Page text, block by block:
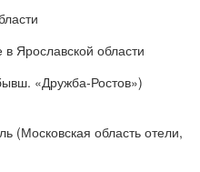
Ярославской области
«Дружба-Ростов»)
(Московская область отели,